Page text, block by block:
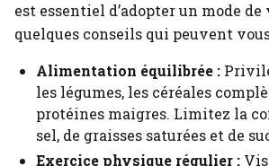
est essentiel d’adopter un mode
quelques conseils qui peuvent
Alimentation équilibrée :
les légumes, les céréales
protéines maigres. Limitez la
sel, de graisses saturées et de
Exercice physique régulier :